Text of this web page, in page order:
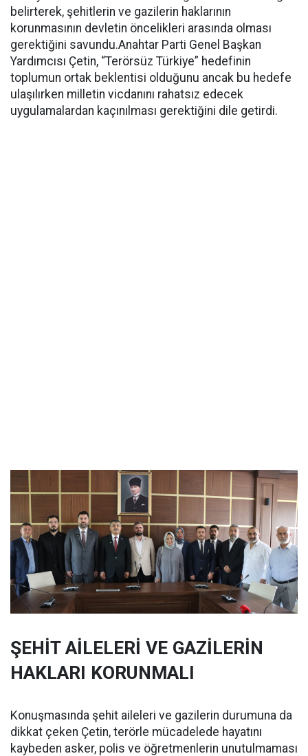
belirterek, şehitlerin ve gazilerin haklarının
korunmasının devletin öncelikleri arasında olması
gerektiğini savundu.Anahtar Parti Genel Başkan
Yardımcısı Çetin, “Terörsüz Türkiye” hedefinin
toplumun ortak beklentisi olduğunu ancak bu hedefe
ulaşılırken milletin vicdanını rahatsız edecek
uygulamalardan kaçınılması gerektiğini dile getirdi.
ŞEHİT AİLELERİ VE GAZİLERİN
HAKLARI KORUNMALI
Konuşmasında şehit aileleri ve gazilerin durumuna da
dikkat çeken Çetin, terörle mücadelede hayatını
kaybeden asker, polis ve öğretmenlerin unutulmaması